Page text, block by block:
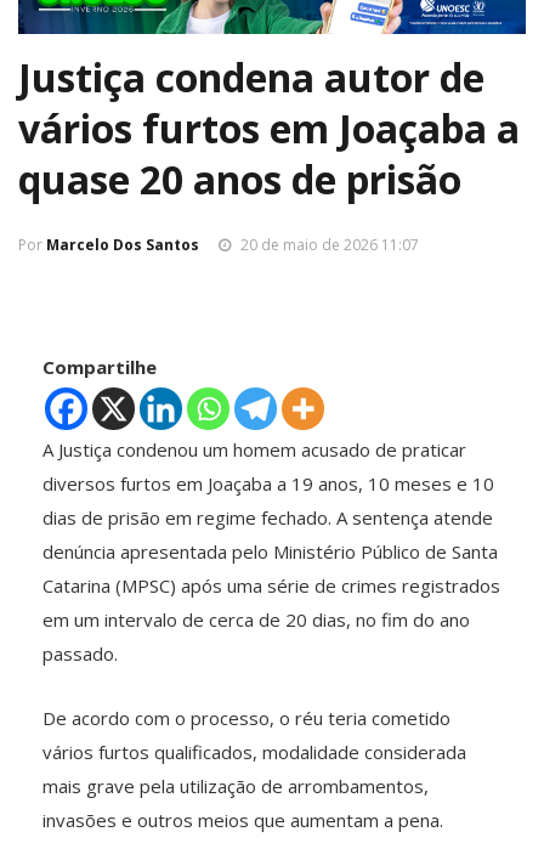
Justiça condena autor de
vários furtos em Joaçaba a
quase 20 anos de prisão
Por Marcelo Dos Santos 20 de maio de 2026 11:07
Compartilhe
A Justiça condenou um homem acusado de praticar
diversos furtos em Joaçaba a 19 anos, 10 meses e 10
dias de prisão em regime fechado. A sentença atende
denúncia apresentada pelo Ministério Público de Santa
Catarina (MPSC) após uma série de crimes registrados
em um intervalo de cerca de 20 dias, no fim do ano
passado.
De acordo com o processo, o réu teria cometido
vários furtos qualificados, modalidade considerada
mais grave pela utilização de arrombamentos,
invasões e outros meios que aumentam a pena.